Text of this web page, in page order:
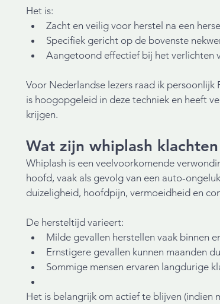
Het is:
Zacht en veilig voor herstel na een
Specifiek gericht op de bovenste
Aangetoond effectief bij het verlichten
Voor Nederlandse lezers raad ik persoonlijk
is hoogopgeleid in deze techniek en heeft
krijgen.
Wat zijn whiplash
Whiplash is een veelvoorkomende
hoofd, vaak als gevolg van een auto-
duizeligheid, hoofdpijn, vermoeidheid en
De hersteltijd varieert:
Milde gevallen herstellen vaak binnen
Ernstigere gevallen kunnen maanden
Sommige mensen ervaren langdurige
Het is belangrijk om actief te blijven (indien